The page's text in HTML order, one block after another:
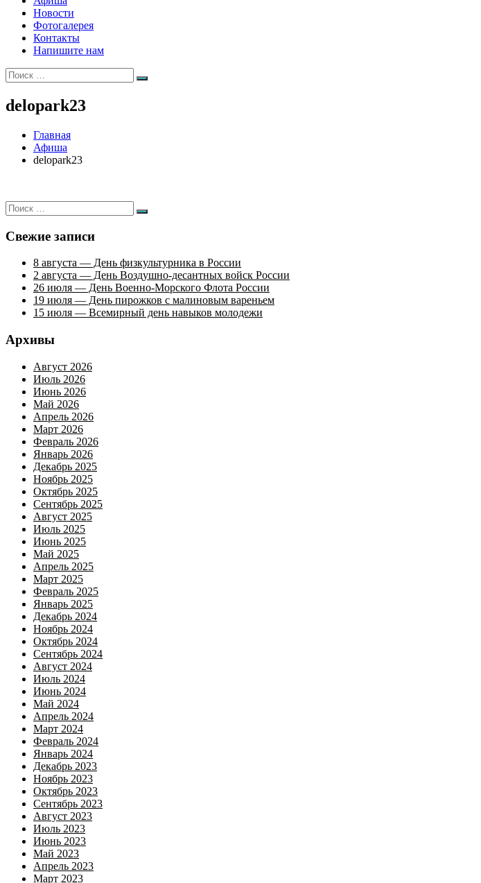
Новости
Фотогалерея
Контакты
Напишите нам
Искать:
Поиск
delopark23
Главная
Афиша
delopark23
Искать:
Поиск
Свежие записи
8 августа — День физкультурника в России
2 августа — День Воздушно-десантных войск России
26 июля — День Военно-Морского Флота России
19 июля — День пирожков с малиновым вареньем
15 июля — Всемирный день навыков молодежи
Архивы
Август 2026
Июль 2026
Июнь 2026
Май 2026
Апрель 2026
Март 2026
Февраль 2026
Январь 2026
Декабрь 2025
Ноябрь 2025
Октябрь 2025
Сентябрь 2025
Август 2025
Июль 2025
Июнь 2025
Май 2025
Апрель 2025
Март 2025
Февраль 2025
Январь 2025
Декабрь 2024
Ноябрь 2024
Октябрь 2024
Сентябрь 2024
Август 2024
Июль 2024
Июнь 2024
Май 2024
Апрель 2024
Март 2024
Февраль 2024
Январь 2024
Декабрь 2023
Ноябрь 2023
Октябрь 2023
Сентябрь 2023
Август 2023
Июль 2023
Июнь 2023
Май 2023
Апрель 2023
Март 2023